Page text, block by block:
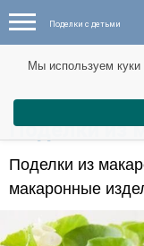
Поделки с детьми
​Поделки из
Поделки из
макаронные
Мы используем куки